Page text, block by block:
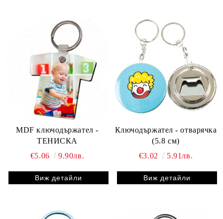
MDF ключодържател -
ТЕНИСКА
€5.06
9.90лв.
Виж детайли
Ключодържател - отварячка
(5.8 см)
€3.02
5.91лв.
Виж детайли